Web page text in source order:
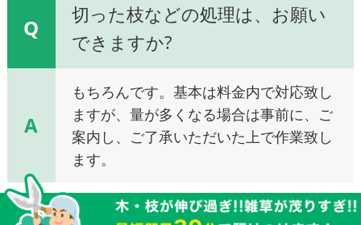
Q
切った枝などの処理は、お願い
できますか?
A
もちろんです。基本は料金内で対応致し
ますが、量が多くなる場合は事前に、ご
案内し、ご了承いただいた上で作業致し
ます。